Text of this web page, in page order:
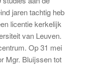
jaren tachtig heb
licentie kerkelijk
van Leuven.
Op 31 mei
Mgr. Bluijssen tot